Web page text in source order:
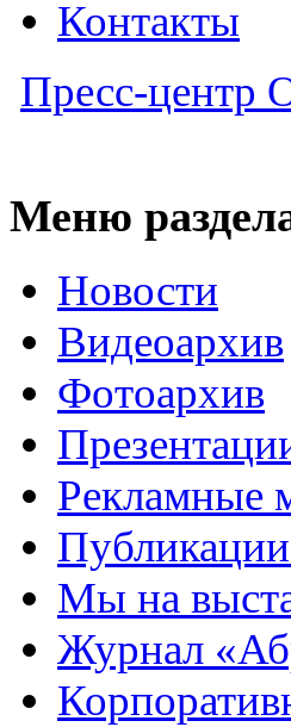
Контакты
Пресс-
Меню
Новости
Видеоархив
Фотоархив
Рекламные
Мы на
Журнал